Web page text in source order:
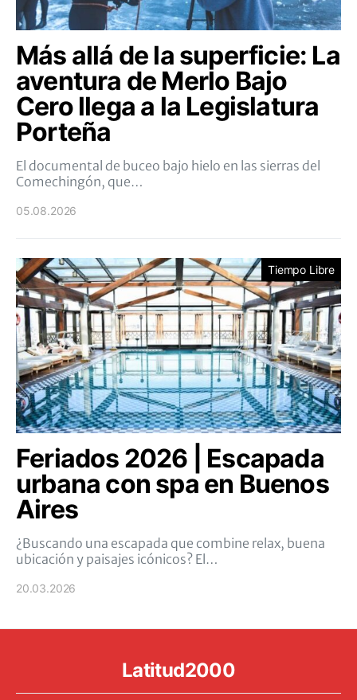
Más allá de la superficie: La
aventura de Merlo Bajo
Cero llega a la Legislatura
Porteña
El documental de buceo bajo hielo en las sierras del
Comechingón, que…
05.08.2026
Tiempo Libre
Feriados 2026 | Escapada
urbana con spa en Buenos
Aires
¿Buscando una escapada que combine relax, buena
ubicación y paisajes icónicos? El…
20.03.2026
Latitud2000